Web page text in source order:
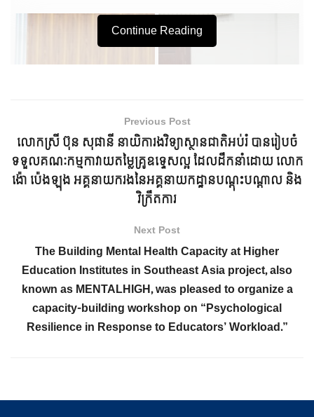
Continue Reading
Previous Post
លោកស្រី ប៊ុន សុផានី នាយិការងវិទ្យាស្ថានជាតិអប់រំ បានរៀបចំ
ទទួលគណៈកម្មកាវាយតម្លៃគ្រូឧទ្ទេសល្អ ដែលដឹកនាំដោយ លោក
ង៉ោ ប៉េងឡុង អគ្គនាយករងនៃអគ្គនាយកដ្ឋានបណ្ដុះបណ្ដាល និង
វិក្រឹតការ
Next Post
The Building Mental Health Capacity at Higher
Education Institutes in Southeast Asia project, also
known as MENTALHIGH, was pleased to organize a
capacity-building workshop on “Psychological
Resilience in Response to Educators’ Workload.”